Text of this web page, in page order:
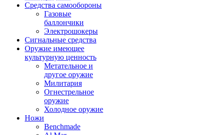
Средства самообороны
Газовые
баллончики
Электрошокеры
Сигнальные средства
Оружие имеющее
культурную ценность
Метательное и
другое оружие
Милитария
Огнестрельное
оружие
Холодное оружие
Ножи
Benchmade